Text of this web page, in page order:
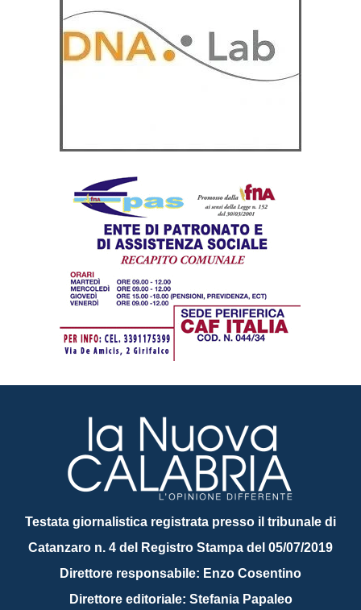
Testata giornalistica registrata presso il tribunale di
Catanzaro n. 4 del Registro Stampa del 05/07/2019
Direttore responsabile: Enzo Cosentino
Direttore editoriale: Stefania Papaleo